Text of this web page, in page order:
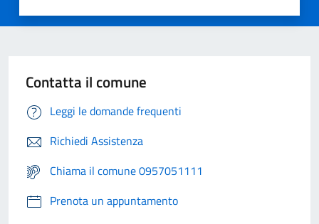
Contatta il comune
Leggi le domande frequenti
Richiedi Assistenza
Chiama il comune 0957051111
Prenota un appuntamento